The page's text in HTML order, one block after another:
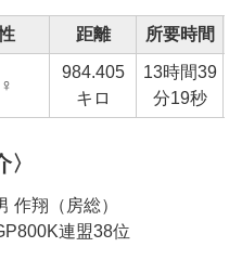
距離 所要時間
♀
984.405
キロ
13時間39
分19秒
翔（房総）
連盟38位